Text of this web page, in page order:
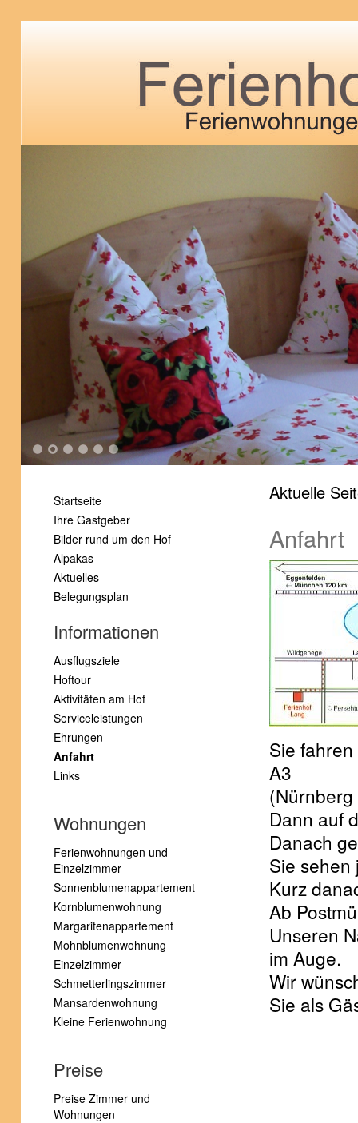
1 2 3 4 5 6
Startseite
Ihre Gastgeber
Bilder rund um den Hof
Alpakas
Aktuelles
Belegungsplan
Informationen
Ausflugsziele
Hoftour
Aktivitäten am Hof
Serviceleistungen
Ehrungen
Anfahrt
Links
Wohnungen
Ferienwohnungen und
Einzelzimmer
Sonnenblumenappartement
Kornblumenwohnung
Margaritenappartement
Mohnblumenwohnung
Einzelzimmer
Schmetterlingszimmer
Mansardenwohnung
Kleine Ferienwohnung
Preise
Preise Zimmer und
Wohnungen
Aktuelle
Anfahrt
Sie
A3
Dann auf
Danach
Sie sehen
Kurz
Ab
Unseren
im Auge.
Wir
Sie als